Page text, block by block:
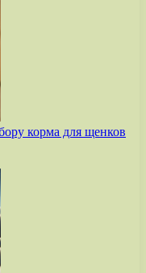
корма для щенков